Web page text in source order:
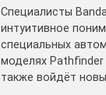
Специалисты
интуитивное
специальных
моделях Pathfinder
также войдёт